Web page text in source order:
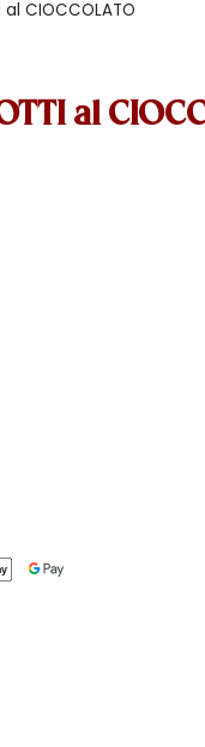
al CIOCCOLATO
al